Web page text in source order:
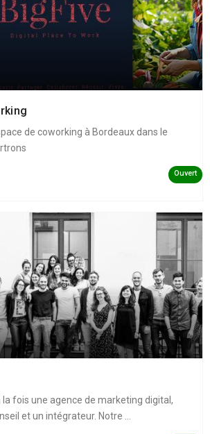
de coworking à Bordeaux dans le
Ouvert
la fois une agence de marketing digital,
et un intégrateur. Notre ...